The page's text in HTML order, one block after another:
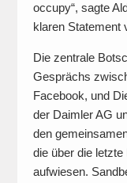
occupy“, sagte
klaren Statement
Die zentrale
Gesprächs
Facebook, und
der Daimler AG
den
die über die
aufwiesen.